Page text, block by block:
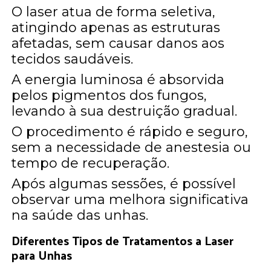
O laser atua de forma seletiva,
atingindo apenas as estruturas
afetadas, sem causar danos aos
tecidos saudáveis.
A energia luminosa é absorvida
pelos pigmentos dos fungos,
levando à sua destruição gradual.
O procedimento é rápido e seguro,
sem a necessidade de anestesia ou
tempo de recuperação.
Após algumas sessões, é possível
observar uma melhora significativa
na saúde das unhas.
Diferentes Tipos de Tratamentos a Laser
para Unhas